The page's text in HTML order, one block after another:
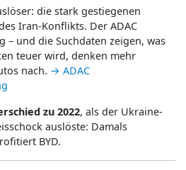
die stark gestiegenen
Iran-Konflikts. Der ADAC
– und die Suchdaten zeigen, was
teuer wird, denken mehr
nach. → ADAC
zu 2022, als der Ukraine-
auslöste: Damals
BYD.